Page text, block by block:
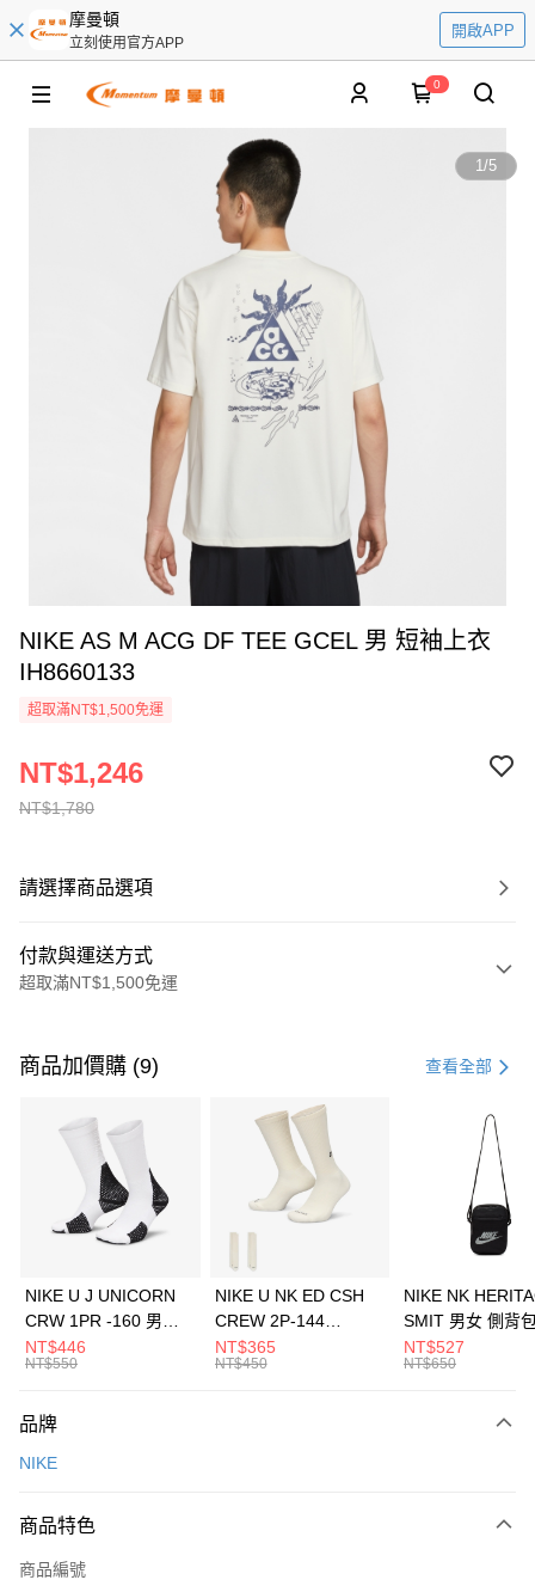
摩曼頓
立刻使用官方APP
開啟APP
0
1/5
NIKE AS M ACG DF TEE GCEL 男 短袖上衣
IH8660133
超取滿NT$1,500免運
NT$1,780
NT$1,246
請選擇商品選項
付款與運送方式
超取滿NT$1,500免運
信用卡一次付款
3 期 0 利率 每期 21家銀行
合作金庫商業銀行
第一商業銀行
華南商業銀行
彰化商業銀行
上海商業儲蓄銀行
元大商業銀行
台灣樂天信用卡公司
Apple Pay
全盈+PAY
AFTEE先享後付
【關於「AFTEE先享後付」】
便利好安心！
３．安心：先確認商品／服務後，再付款。
【「AFTEE先享後付」結帳流程】
運送方式
每筆NT$100，滿NT$1,500(含以上)免運費
宅配
商品加價購 (9) 查看全部
NIKE U J UNICORN
CRW 1PR -160 男女
中統襪 FZ3393100
NT$446
NT$550
NIKE U NK ED CSH
CREW 2P-144
EMBRDY 男女 短統襪
FZ3073133
NT$365
NT$450
NIKE NK
SMIT 男女 側背
BA5871010
NT$527
NT$650
品牌
NIKE
商品特色
商品編號